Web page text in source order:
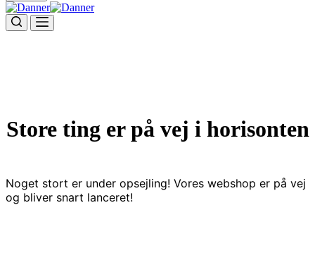
Store ting er på vej i horisonten
Noget stort er under opsejling! Vores webshop er på vej
og bliver snart lanceret!